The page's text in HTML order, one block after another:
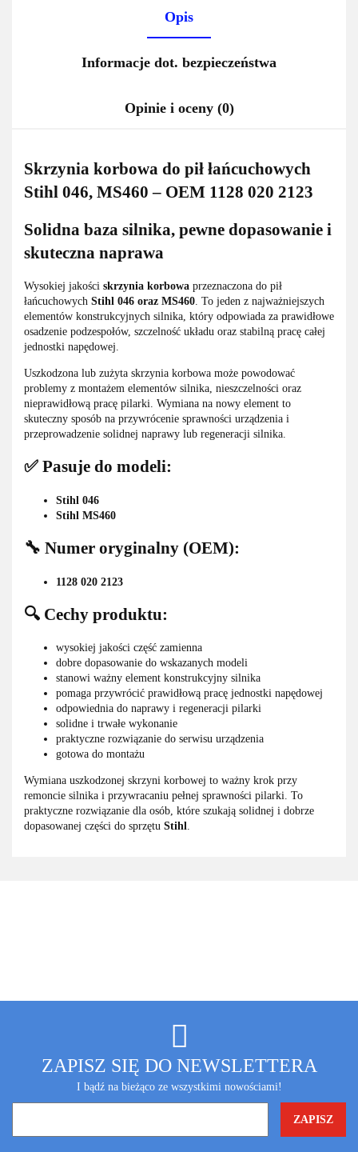
Opis
Informacje dot. bezpieczeństwa
Opinie i oceny (0)
Skrzynia korbowa do pił łańcuchowych
Stihl 046, MS460 – OEM 1128 020 2123
Solidna baza silnika, pewne dopasowanie i
skuteczna naprawa
Wysokiej jakości skrzynia korbowa przeznaczona do pił
łańcuchowych Stihl 046 oraz MS460 . To jeden z najważniejszych
elementów konstrukcyjnych silnika, który odpowiada za prawidłowe
osadzenie podzespołów, szczelność układu oraz stabilną pracę całej
jednostki napędowej.
Uszkodzona lub zużyta skrzynia korbowa może powodować
problemy z montażem elementów silnika, nieszczelności oraz
nieprawidłową pracę pilarki. Wymiana na nowy element to
skuteczny sposób na przywrócenie sprawności urządzenia i
przeprowadzenie solidnej naprawy lub regeneracji silnika.
✅ Pasuje do modeli:
Stihl 046
Stihl MS460
🔧 Numer oryginalny (OEM):
1128 020 2123
🔍 Cechy produktu:
wysokiej jakości część zamienna
dobre dopasowanie do wskazanych modeli
stanowi ważny element konstrukcyjny silnika
pomaga przywrócić prawidłową pracę jednostki napędowej
odpowiednia do naprawy i regeneracji pilarki
solidne i trwałe wykonanie
praktyczne rozwiązanie do serwisu urządzenia
gotowa do montażu
Wymiana uszkodzonej skrzyni korbowej to ważny krok przy
remoncie silnika i przywracaniu pełnej sprawności pilarki. To
praktyczne rozwiązanie dla osób, które szukają solidnej i dobrze
dopasowanej części do sprzętu Stihl.
ZAPISZ SIĘ DO NEWSLETTERA
I bądź na bieżąco ze wszystkimi nowościami!